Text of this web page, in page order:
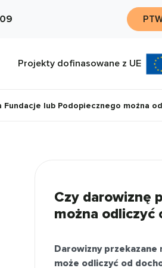
Projekty dofinasowane z UE
Fundacje lub Podopiecznego można
Czy darowiznę
można odliczyć
Darowizny
może odliczyć od